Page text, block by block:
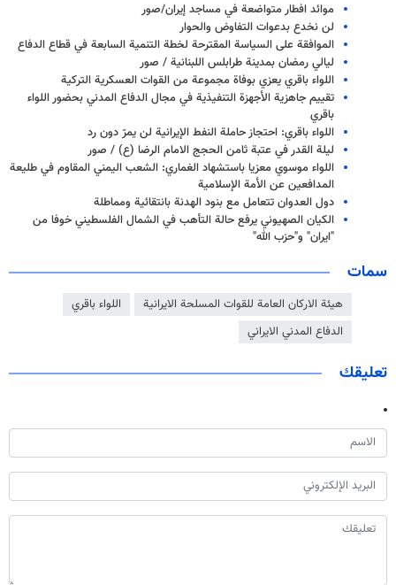
موائد افطار متواضعة في مساجد إيران/صور
لن نخدع بدعوات التفاوض والحوار
الموافقة على السياسة المقترحة لخطة التنمية السابعة في قطاع الدفاع
ليالي رمضان بمدينة طرابلس اللبنانية / صور
اللواء باقري يعزي بوفاة مجموعة من القوات العسكرية التركية
تقييم جاهزية الأجهزة التنفيذية في مجال الدفاع المدني بحضور اللواء
باقري
اللواء باقري: احتجاز حاملة النفط الإيرانية لن يمرّ دون رد
ليلة القدر في عتبة ثامن الحجج الامام الرضا (ع) / صور
اللواء موسوي معزيا باستشهاد الغماري: الشعب اليمني المقاوم في طليعة
المدافعين عن الأمة الإسلامية
دول العدوان تتعامل مع بنود الهدنة بانتقائية ومماطلة
الكيان الصهيوني يرفع حالة التأهب في الشمال الفلسطيني خوفا من
"ايران" و"حزب الله"
سمات
هيئة الاركان العامة للقوات المسلحة الايرانية
اللواء باقري
الدفاع المدني الايراني
تعليقك